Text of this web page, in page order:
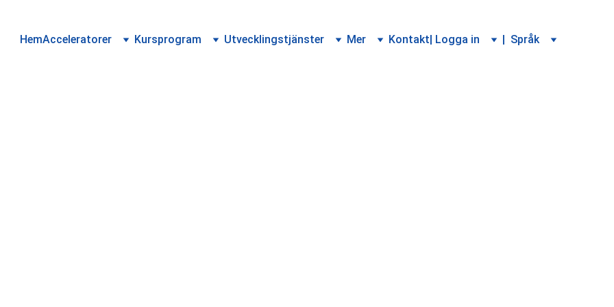
HemAcceleratorer Kursprogram Utvecklingstjänster Mer Kontakt| Logga in |  Språk